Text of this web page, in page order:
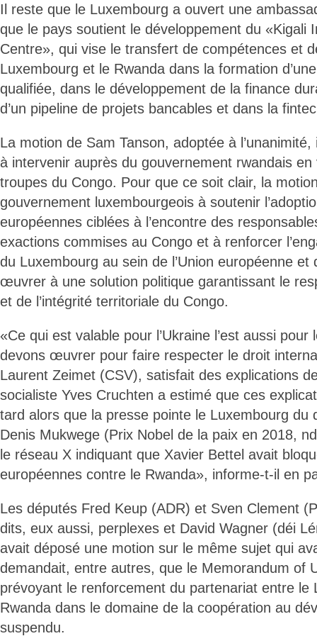
Il reste que le Luxembourg a ouvert une
que le pays soutient le développement du «Kigali
Centre», qui vise le transfert de compétences et
Luxembourg et le Rwanda dans la formation
qualifiée, dans le développement de la finance
d’un pipeline de projets bancables et dans la
La motion de Sam Tanson, adoptée à
à intervenir auprès du gouvernement rwandais en
troupes du Congo. Pour que ce soit clair, la
gouvernement luxembourgeois à soutenir
européennes ciblées à l’encontre des
exactions commises au Congo et à renforcer
du Luxembourg au sein de l’Union européenne et
œuvrer à une solution politique garantissant le
et de l’intégrité territoriale du Congo.
«Ce qui est valable pour l’Ukraine l’est aussi pour
devons œuvrer pour faire respecter le droit
Laurent Zeimet (CSV), satisfait des explications
socialiste Yves Cruchten a estimé que ces
tard alors que la presse pointe le Luxembourg du
Denis Mukwege (Prix Nobel de la paix en 2018,
le réseau X indiquant que Xavier Bettel avait
européennes contre le Rwanda», informe-t-il en
Les députés Fred Keup (ADR) et Sven Clement
dits, eux aussi, perplexes et David Wagner (déi
avait déposé une motion sur le même sujet qui
demandait, entre autres, que le Memorandum of
prévoyant le renforcement du partenariat entre le
Rwanda dans le domaine de la coopération au
suspendu.